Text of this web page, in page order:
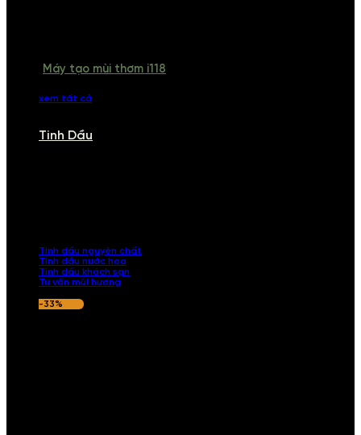
Máy tạo mùi thơm i118
xem tất cả
Tinh Dầu
Tinh dầu nguyên chất
Tinh dầu nước hoa
Tinh dầu khách sạn
Tư vấn mùi hương
-33%